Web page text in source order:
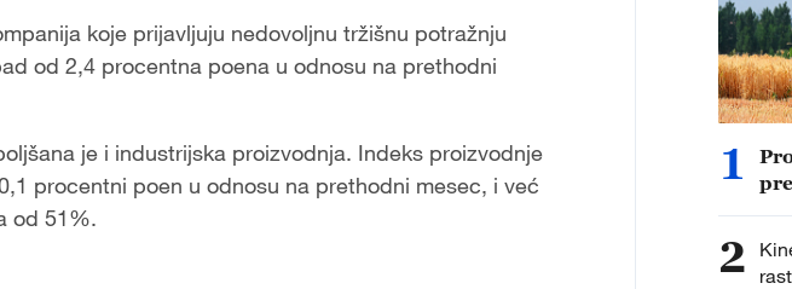
koje prijavljuju nedovoljnu tržišnu potražnju
od 2,4 procentna poena u odnosu na prethodni
je i industrijska proizvodnja. Indeks proizvodnje
procentni poen u odnosu na prethodni mesec, i već
od 51%.
1
2
rast